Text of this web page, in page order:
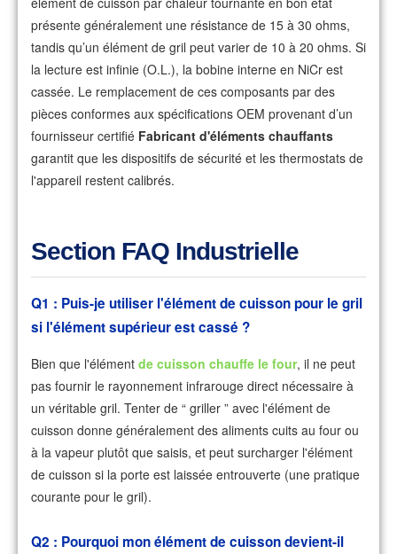
présente généralement une résistance de 15 à 30 ohms,
tandis qu’un élément de gril peut varier de 10 à 20 ohms. Si
la lecture est infinie (O.L.), la bobine interne en NiCr est
cassée. Le remplacement de ces composants par des
pièces conformes aux spécifications OEM provenant d’un
fournisseur certifié Fabricant d'éléments chauffants
garantit que les dispositifs de sécurité et les thermostats de
l'appareil restent calibrés.
Section FAQ Industrielle
Q1 : Puis-je utiliser l'élément de cuisson pour le gril
si l'élément supérieur est cassé ?
Bien que l'élément de cuisson chauffe le four, il ne peut
pas fournir le rayonnement infrarouge direct nécessaire à
un véritable gril. Tenter de “ griller ” avec l'élément de
cuisson donne généralement des aliments cuits au four ou
à la vapeur plutôt que saisis, et peut surcharger l'élément
de cuisson si la porte est laissée entrouverte (une pratique
courante pour le gril).
Q2 : Pourquoi mon élément de cuisson devient-il